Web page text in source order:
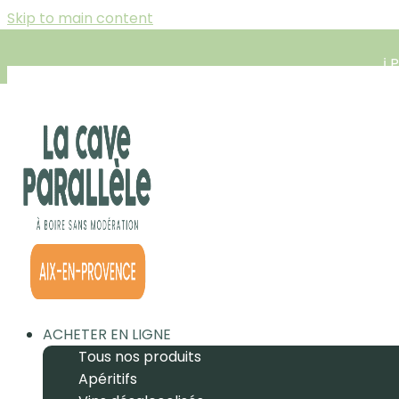
Skip to main content
ℹ️
ACHETER EN LIGNE
Tous nos produits
Apéritifs